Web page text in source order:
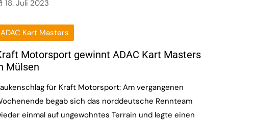
18. Juli 2023
ADAC Kart Masters
Motorsport gewinnt ADAC Kart Masters
Mülsen
für Kraft Motorsport: Am vergangenen
begab sich das norddeutsche Rennteam
einmal auf ungewohntes Terrain und legte einen